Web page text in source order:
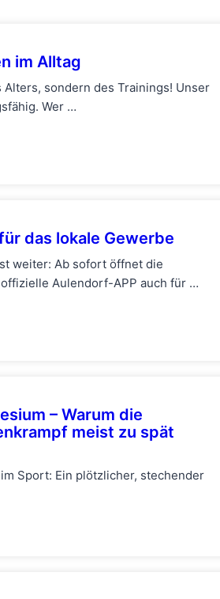
im Alltag
sondern des Trainings! Unser
Wer …
das lokale Gewerbe
weiter: Ab sofort öffnet die
Aulendorf-APP auch für …
– Warum die
meist zu spät
Sport: Ein plötzlicher, stechender